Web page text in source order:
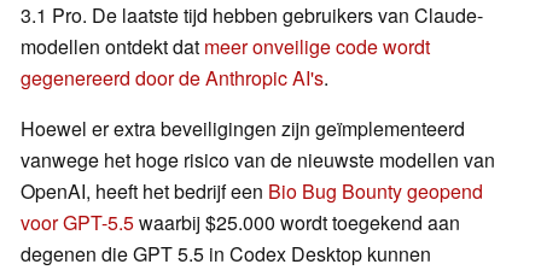
3.1 Pro. De laatste tijd hebben gebruikers van Claude-
modellen ontdekt dat meer onveilige code wordt
gegenereerd door de Anthropic AI's.
Hoewel er extra beveiligingen zijn geïmplementeerd
vanwege het hoge risico van de nieuwste modellen van
OpenAI, heeft het bedrijf een Bio Bug Bounty geopend
voor GPT-5.5waarbij $25.000 wordt toegekend aan
degenen die GPT 5.5 in Codex Desktop kunnen